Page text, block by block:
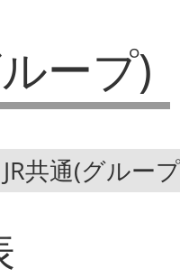
ープ)
JR共通(グルー